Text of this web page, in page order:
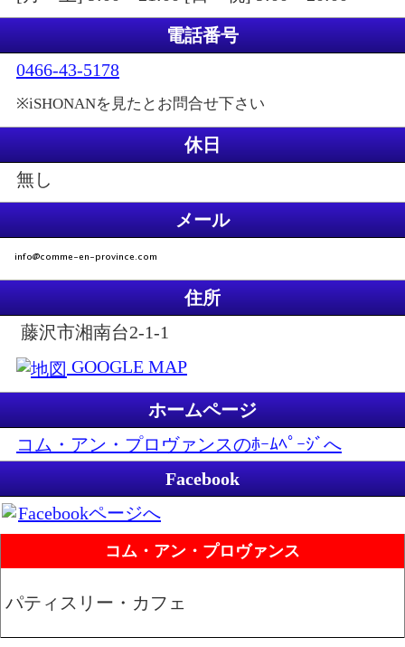
電話番号
0466-43-5178
※iSHONANを見たとお問合せ下さい
休日
無し
メール
住所
藤沢市湘南台2-1-1
GOOGLE MAP
ホームページ
コム・アン・プロヴァンスのﾎｰﾑﾍﾟｰｼﾞへ
Facebook
Facebookページへ
コム・アン・プロヴァンス
パティスリー・カフェ